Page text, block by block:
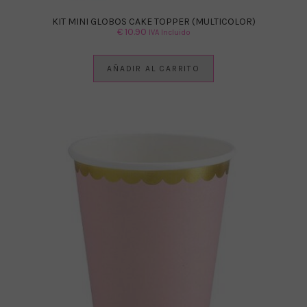
KIT MINI GLOBOS CAKE TOPPER (MULTICOLOR)
€10.90 IVA Incluido
AÑADIR AL CARRITO